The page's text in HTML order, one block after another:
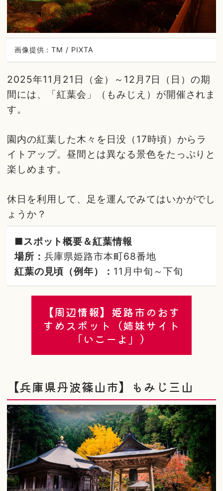
画像提供：TM / PIXTA
2025年11月21日（金）～12月7日（日）の期
間には、「紅葉会」（もみじえ）が開催されま
す。
園内の紅葉した木々を日没（17時頃）からラ
イトアップ。昼間とは異なる景色をたっぷりと
楽しめます。
休日を利用して、足を運んでみてはいかがでし
ょうか？
■スポット概要＆紅葉情報
場所： 兵庫県姫路市本町68番地
紅葉の見頃（例年）： 11月中旬～下旬
【周辺情報】姫路市のおす
すめスポット（姉妹サイト
「いこーよ」）
【兵庫県丹波篠山市】もみじ三山